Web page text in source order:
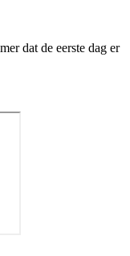
dat de eerste dag er